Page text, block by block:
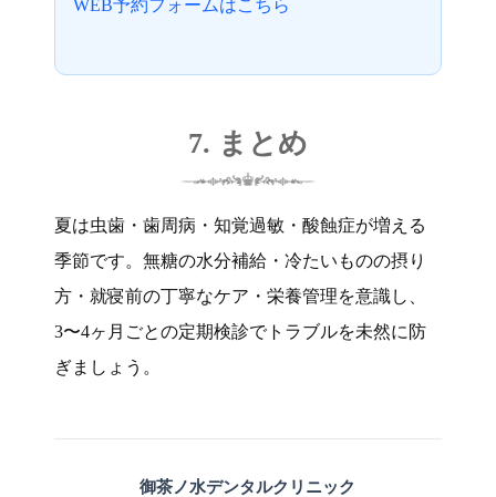
WEB予約フォームはこちら
7. まとめ
夏は虫歯・歯周病・知覚過敏・酸蝕症が増える
季節です。無糖の水分補給・冷たいものの摂り
方・就寝前の丁寧なケア・栄養管理を意識し、
3〜4ヶ月ごとの定期検診でトラブルを未然に防
ぎましょう。
御茶ノ水デンタルクリニック